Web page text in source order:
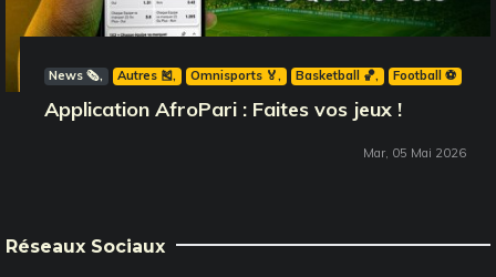
News 🗞️ Autres 🎽 Omnisports 🏅 Basketball 🏀 Football ⚽️
Application AfroPari : Faites vos jeux !
Mar, 05 Mai 2026
Réseaux Sociaux